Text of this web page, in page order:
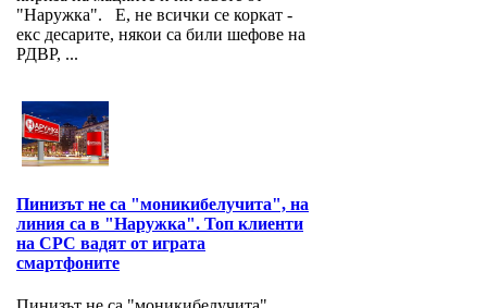
"Наружка". Е, не всички се коркат -
екс десарите, някои са били шефове на
РДВР, ...
Пинизът не са "моникибелучита", на
линия са в "Наружка". Топ клиенти
на СРС вадят от играта
смартфоните